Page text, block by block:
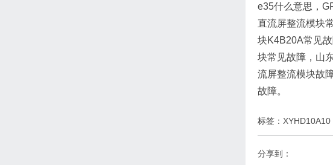
e35什么意思，
直流屏整流模块
块K4B20A常见
块常见故障，山
流屏整流模块故
故障。
标签： XYHD10A10
分享到：